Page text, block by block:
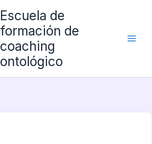
Escuela de
formación de
coaching
ontológico